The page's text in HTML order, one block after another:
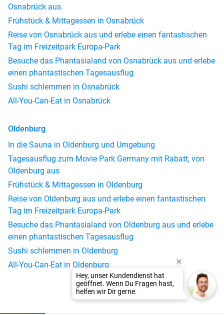
Osnabrück aus
Frühstück & Mittagessen in Osnabrück
Reise von Osnabrück aus und erlebe einen fantastischen
Tag im Freizeitpark Europa-Park
Besuche das Phantasialand von Osnabrück aus und erlebe
einen phantastischen Tagesausflug
Sushi schlemmen in Osnabrück
All-You-Can-Eat in Osnabrück
Oldenburg
In die Sauna in Oldenburg und Umgebung
Tagesausflug zum Movie Park Germany mit Rabatt, von
Oldenburg aus
Frühstück & Mittagessen in Oldenburg
Reise von Oldenburg aus und erlebe einen fantastischen
Tag im Freizeitpark Europa-Park
Besuche das Phantasialand von Oldenburg aus und erlebe
einen phantastischen Tagesausflug
Sushi schlemmen in Oldenburg
All-You-Can-Eat in Oldenburg
Hey, unser Kundendienst hat
geöffnet. Wenn Du Fragen hast,
helfen wir Dir gerne.